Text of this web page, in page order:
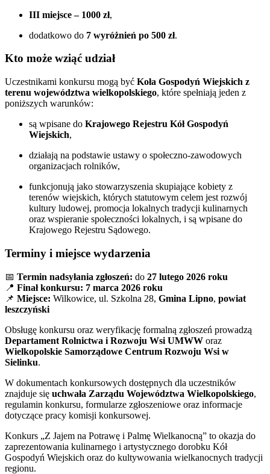
III miejsce – 1000 zł,
dodatkowo do 7 wyróżnień po 500 zł.
Kto może wziąć udział
Uczestnikami konkursu mogą być Koła Gospodyń Wiejskich z
terenu województwa wielkopolskiego, które spełniają jeden z
poniższych warunków:
są wpisane do Krajowego Rejestru Kół Gospodyń
Wiejskich,
działają na podstawie ustawy o społeczno-zawodowych
organizacjach rolników,
funkcjonują jako stowarzyszenia skupiające kobiety z
terenów wiejskich, których statutowym celem jest rozwój
kultury ludowej, promocja lokalnych tradycji kulinarnych
oraz wspieranie społeczności lokalnych, i są wpisane do
Krajowego Rejestru Sądowego.
Terminy i miejsce wydarzenia
📅 Termin nadsyłania zgłoszeń: do 27 lutego 2026 roku
📍 Finał konkursu: 7 marca 2026 roku
📌 Miejsce: Wilkowice, ul. Szkolna 28, Gmina Lipno, powiat
leszczyński
Obsługę konkursu oraz weryfikację formalną zgłoszeń prowadzą
Departament Rolnictwa i Rozwoju Wsi UMWW oraz
Wielkopolskie Samorządowe Centrum Rozwoju Wsi w
Sielinku.
W dokumentach konkursowych dostępnych dla uczestników
znajduje się uchwała Zarządu Województwa Wielkopolskiego,
regulamin konkursu, formularze zgłoszeniowe oraz informacje
dotyczące pracy komisji konkursowej.
Konkurs „Z Jajem na Potrawę i Palmę Wielkanocną” to okazja do
zaprezentowania kulinarnego i artystycznego dorobku Kół
Gospodyń Wiejskich oraz do kultywowania wielkanocnych tradycji
regionu.